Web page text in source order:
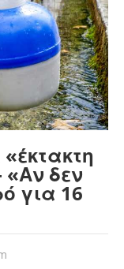
δεν
για 16